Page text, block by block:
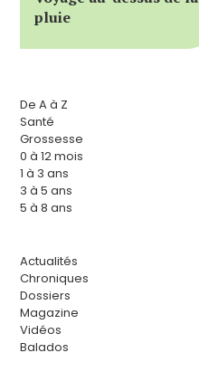
pluie
De A à Z
Santé
Grossesse
0 à 12 mois
1 à 3 ans
3 à 5 ans
5 à 8 ans
Actualités
Chroniques
Dossiers
Magazine
Vidéos
Balados